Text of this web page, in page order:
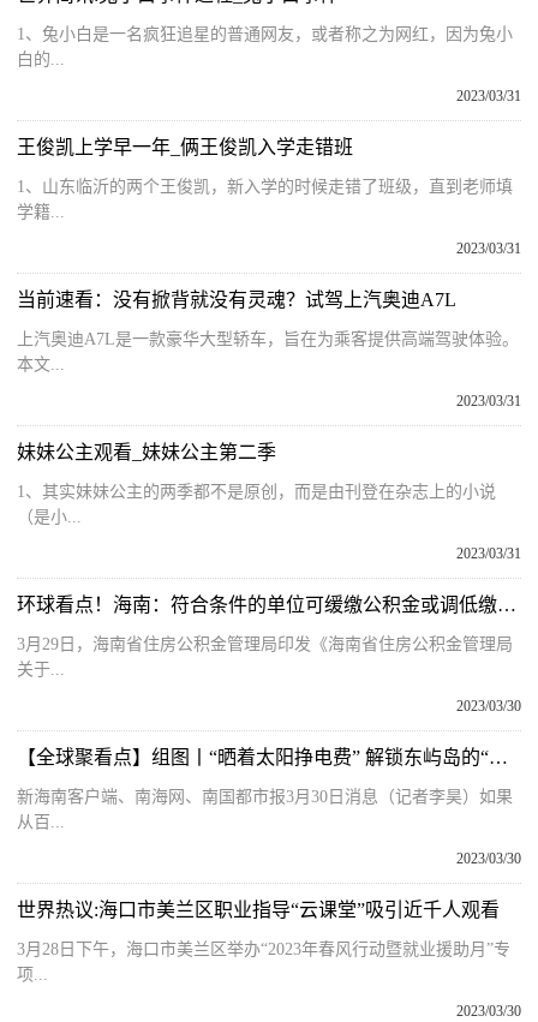
1、兔小白是一名疯狂追星的普通网友，或者称之为网红，因为兔小
白的...
2023/03/31
王俊凯上学早一年_俩王俊凯入学走错班
1、山东临沂的两个王俊凯，新入学的时候走错了班级，直到老师填
学籍...
2023/03/31
当前速看：没有掀背就没有灵魂？试驾上汽奥迪A7L
上汽奥迪A7L是一款豪华大型轿车，旨在为乘客提供高端驾驶体验。
本文...
2023/03/31
妹妹公主观看_妹妹公主第二季
1、其实妹妹公主的两季都不是原创，而是由刊登在杂志上的小说
（是小...
2023/03/31
环球看点！海南：符合条件的单位可缓缴公积金或调低缴存比例
3月29日，海南省住房公积金管理局印发《海南省住房公积金管理局
关于...
2023/03/30
【全球聚看点】组图丨“晒着太阳挣电费” 解锁东屿岛的“零碳”密码
新海南客户端、南海网、南国都市报3月30日消息（记者李昊）如果
从百...
2023/03/30
世界热议:海口市美兰区职业指导“云课堂”吸引近千人观看
3月28日下午，海口市美兰区举办“2023年春风行动暨就业援助月”专
项...
2023/03/30